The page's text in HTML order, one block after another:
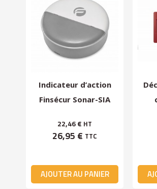
Indicateur d’action
Finsécur Sonar-SIA
22,46 € HT
26,95 € TTC
AJOUTER AU PANIER